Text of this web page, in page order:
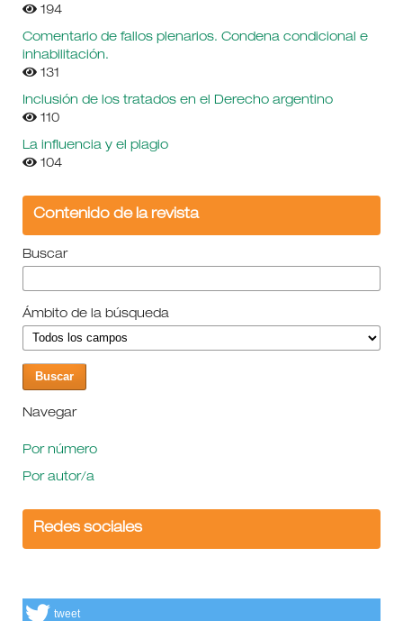
194
Comentario de fallos plenarios. Condena condicional e
inhabilitación.
131
Inclusión de los tratados en el Derecho argentino
110
La influencia y el plagio
104
Contenido de la revista
Buscar
Ámbito de la búsqueda
Navegar
Por número
Por autor/a
Redes sociales
tweet